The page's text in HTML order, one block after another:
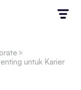
untuk Karier